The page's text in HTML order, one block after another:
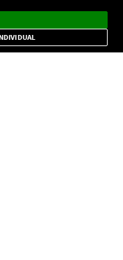
CONFIDENŢIALITATE
×